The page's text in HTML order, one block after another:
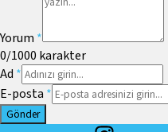
Yorum *
0/1000 karakter
Ad *
E-posta *
Gönder